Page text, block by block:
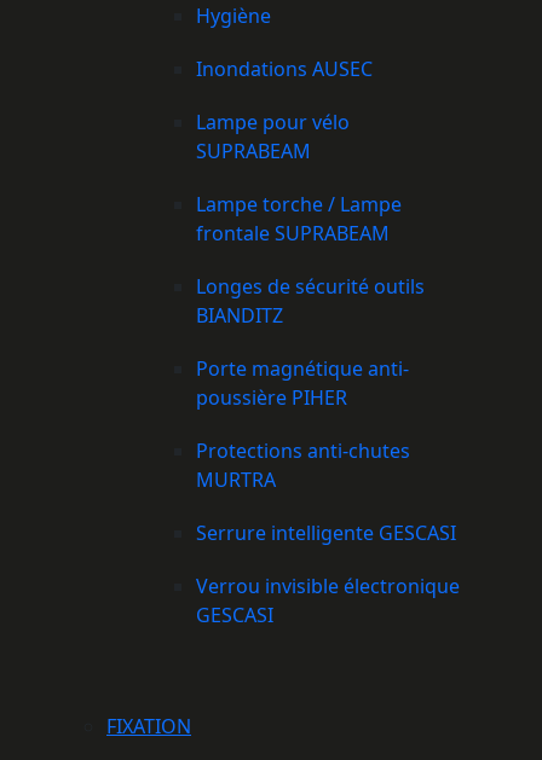
Hygiène
Inondations AUSEC
Lampe pour vélo
SUPRABEAM
Lampe torche / Lampe
frontale SUPRABEAM
Longes de sécurité outils
BIANDITZ
Porte magnétique anti-
poussière PIHER
Protections anti-chutes
MURTRA
Serrure intelligente GESCASI
Verrou invisible électronique
GESCASI
FIXATION